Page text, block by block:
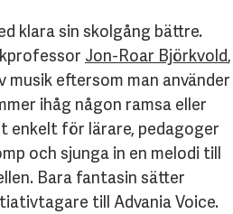
klara sin skolgång bättre.
Jon-Roar Björkvold,
eftersom man använder
ihåg någon ramsa eller
enkelt för lärare, pedagoger
och sjunga in en melodi till
Bara fantasin sätter
till Advania Voice.